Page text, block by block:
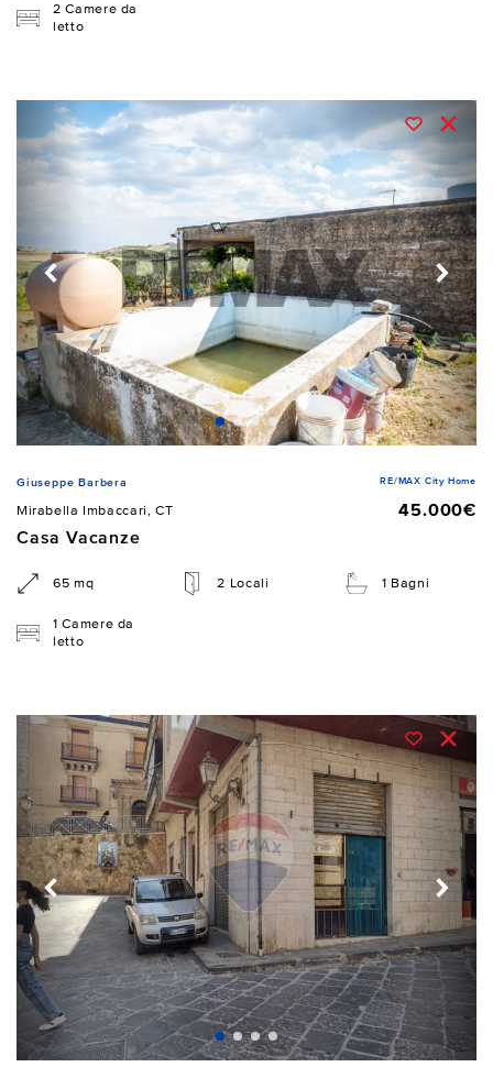
2 Camere da
letto
Giuseppe Barbera RE/MAX City Home
Mirabella Imbaccari, CT
45.000€
Casa Vacanze
65 mq 2 Locali 1 Bagni
1 Camere da
letto